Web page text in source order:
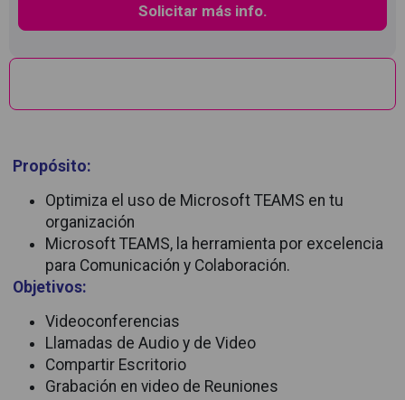
Propósito:
Optimiza el uso de Microsoft TEAMS en tu
organización
Microsoft TEAMS, la herramienta por excelencia
para Comunicación y Colaboración.
Objetivos:
Videoconferencias
Llamadas de Audio y de Video
Compartir Escritorio
Grabación en video de Reuniones
Solicitar más info.